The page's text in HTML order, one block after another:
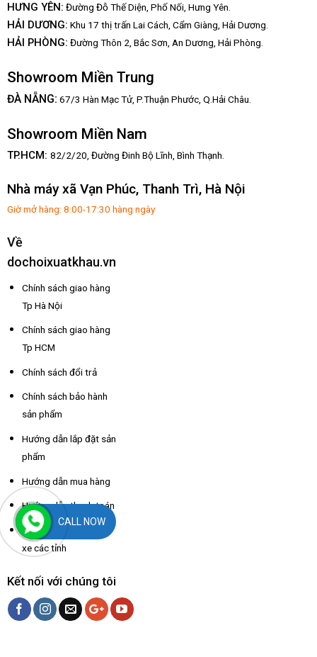
HƯNG YÊN: Đường Đỗ Thế Diện, Phố Nối, Hưng Yên.
HẢI DƯƠNG: Khu 17 thị trấn Lai Cách, Cẩm Giàng, Hải Dương.
HẢI PHÒNG: Đường Thôn 2, Bắc Sơn, An Dương, Hải Phòng.
Showroom Miền Trung
ĐÀ NẴNG: 67/3 Hàn Mạc Tử, P.Thuận Phước, Q.Hải Châu.
Showroom Miền Nam
TP.HCM: 82/2/20, Đường Đinh Bộ Lĩnh, Bình Thạnh.
Nhà máy xã Vạn Phúc, Thanh Trì, Hà Nội
Giờ mở hàng: 8:00-17:30 hàng ngày
Về
dochoixuatkhau.vn
Chính sách giao hàng
Tp Hà Nội
Chính sách giao hàng
Tp HCM
Chính sách đổi trả
Chính sách bảo hành
sản phẩm
Hướng dẫn lắp đặt sản
phẩm
Hướng dẫn mua hàng
Hướng dẫn thanh toán
Hỗ trợ thông tin nhà
xe các tỉnh
Kết nối với chúng tôi
CALL NOW